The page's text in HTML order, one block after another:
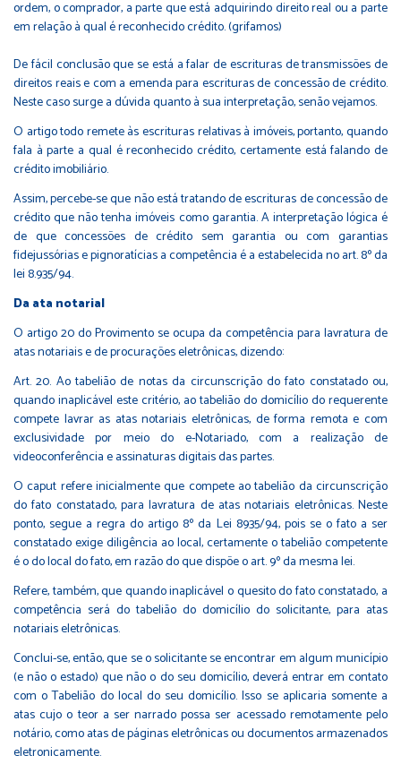
ordem, o comprador, a parte que está adquirindo direito real ou a parte
em relação à qual é reconhecido crédito. (grifamos)
De fácil conclusão que se está a falar de escrituras de transmissões de
direitos reais e com a emenda para escrituras de concessão de crédito.
Neste caso surge a dúvida quanto à sua interpretação, senão vejamos.
O artigo todo remete às escrituras relativas à imóveis, portanto, quando
fala à parte a qual é reconhecido crédito, certamente está falando de
crédito imobiliário.
Assim, percebe-se que não está tratando de escrituras de concessão de
crédito que não tenha imóveis como garantia. A interpretação lógica é
de que concessões de crédito sem garantia ou com garantias
fidejussórias e pignoratícias a competência é a estabelecida no art. 8º da
lei 8.935/94.
Da ata notarial
O artigo 20 do Provimento se ocupa da competência para lavratura de
atas notariais e de procurações eletrônicas, dizendo:
Art. 20. Ao tabelião de notas da circunscrição do fato constatado ou,
quando inaplicável este critério, ao tabelião do domicílio do requerente
compete lavrar as atas notariais eletrônicas, de forma remota e com
exclusividade por meio do e-Notariado, com a realização de
videoconferência e assinaturas digitais das partes.
O caput refere inicialmente que compete ao tabelião da circunscrição
do fato constatado, para lavratura de atas notariais eletrônicas. Neste
ponto, segue a regra do artigo 8º da Lei 8935/94, pois se o fato a ser
constatado exige diligência ao local, certamente o tabelião competente
é o do local do fato, em razão do que dispõe o art. 9º da mesma lei.
Refere, também, que quando inaplicável o quesito do fato constatado, a
competência será do tabelião do domicílio do solicitante, para atas
notariais eletrônicas.
Conclui-se, então, que se o solicitante se encontrar em algum município
(e não o estado) que não o do seu domicílio, deverá entrar em contato
com o Tabelião do local do seu domicílio. Isso se aplicaria somente a
atas cujo o teor a ser narrado possa ser acessado remotamente pelo
notário, como atas de páginas eletrônicas ou documentos armazenados
eletronicamente.